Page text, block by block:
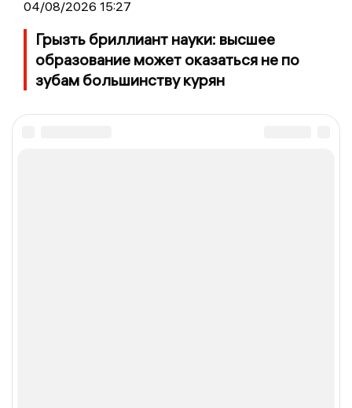
04/08/2026 15:27
Грызть бриллиант науки: высшее
образование может оказаться не по
зубам большинству курян